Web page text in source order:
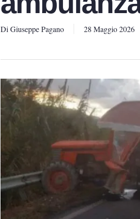
Di Giuseppe Pagano 28 Maggio 2026